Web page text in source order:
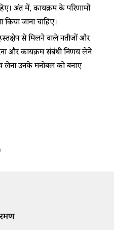
अंत में, कार्यक्रम के परिणामों
जाना चाहिए।
से मिलने वाले नतीजों और
और कार्यक्रम संबंधी निर्णय लेने
लेना उनके मनोबल को बनाए